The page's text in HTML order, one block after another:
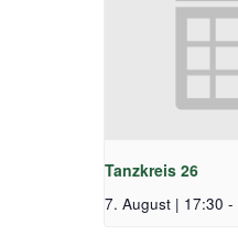
Tanzkreis 26
7. August | 17:30 -